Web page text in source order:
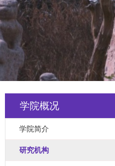
学院概况
学院简介
研究机构